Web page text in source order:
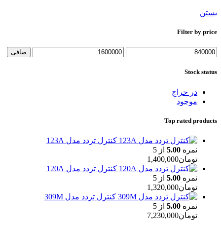
بستن
Filter by price
حداقل
حداكثر
صافی
Stock status
در حراج
موجود
Top rated products
کنترل تردد مدل 123A
نمره 5.00 از 5
تومان1,400,000
کنترل تردد مدل 120A
نمره 5.00 از 5
تومان1,320,000
کنترل تردد مدل 309M
نمره 5.00 از 5
تومان7,230,000